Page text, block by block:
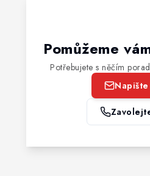
Pomůžeme
Potřebujete s něčím
Napište